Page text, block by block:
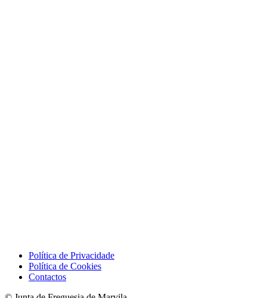
Política de Privacidade
Política de Cookies
Contactos